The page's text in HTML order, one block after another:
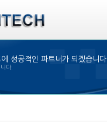
성공적인 파트너가 되겠습니다.
젝트 성공의 열쇠입니다.